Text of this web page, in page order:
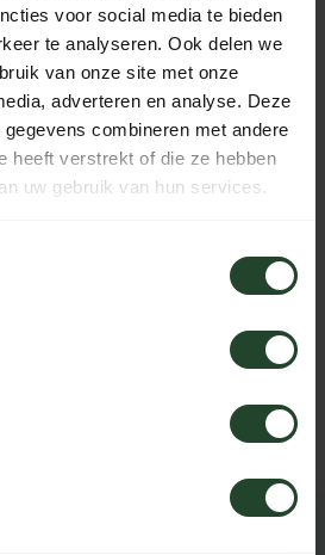
voor social media te bieden
te analyseren. Ook delen we
van onze site met onze
adverteren en analyse. Deze
combineren met andere
heeft verstrekt of die ze hebben
uw gebruik van hun services.
Sie uns, unsere Kollegen